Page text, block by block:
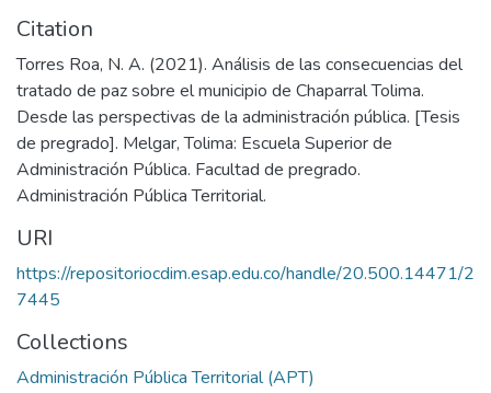
Citation
Torres Roa, N. A. (2021). Análisis de las consecuencias del
tratado de paz sobre el municipio de Chaparral Tolima.
Desde las perspectivas de la administración pública. [Tesis
de pregrado]. Melgar, Tolima: Escuela Superior de
Administración Pública. Facultad de pregrado.
Administración Pública Territorial.
URI
https://repositoriocdim.esap.edu.co/handle/20.500.14471/2
7445
Collections
Administración Pública Territorial (APT)